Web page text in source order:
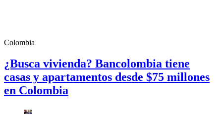
Colombia
¿Busca vivienda? Bancolombia tiene
casas y apartamentos desde $75 millones
en Colombia